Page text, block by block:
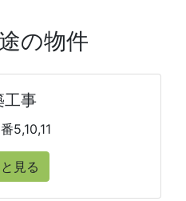
の物件
工事
5,10,11
見る